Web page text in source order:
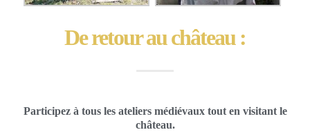
De retour au château :
Participez à tous les ateliers médiévaux tout en visitant le
château.